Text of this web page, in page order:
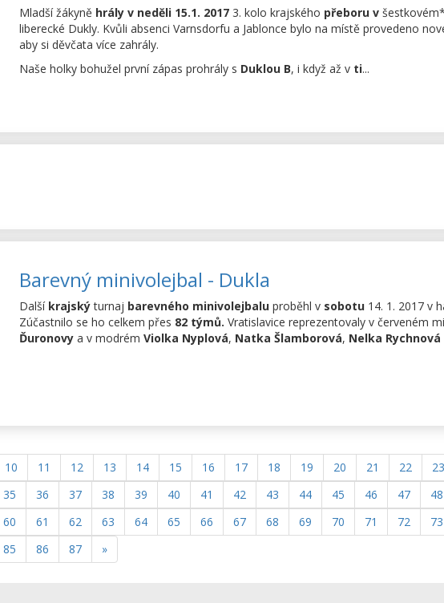
Mladší žákyně hrály v neděli 15.1. 2017 3. kolo krajského přeboru v
liberecké Dukly. Kvůli absenci Varnsdorfu a Jablonce bylo na místě provedeno
aby si děvčata více zahrály.
Naše holky bohužel první zápas prohrály s Duklou B, i když až v ti...
Barevný minivolejbal - Dukla
Další krajskýturnaj barevného minivolejbalu proběhl v sobotu 14. 1. 2017 v
Zúčastnilo se ho celkem přes 82 týmů. Vratislavice reprezentovaly v červeném
Ďuronovy a v modrém Violka Nyplová, Natka Šlamborová, Nelka Rychnová
10 11 12 13 14 15 16 17 18 19 20 21 22 23
35 36 37 38 39 40 41 42 43 44 45 46 47 48
60 61 62 63 64 65 66 67 68 69 70 71 72 73
85 86 87 »